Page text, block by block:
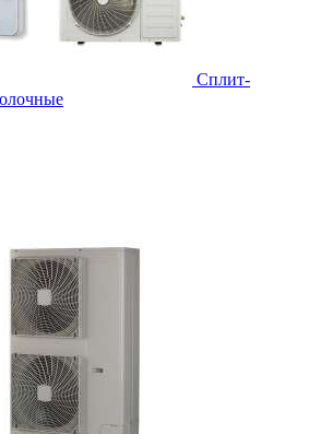
Сплит-